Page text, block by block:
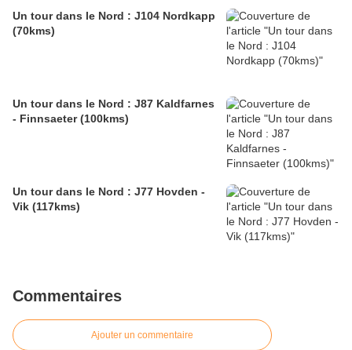
Un tour dans le Nord : J104 Nordkapp
(70kms)
Un tour dans le Nord : J87 Kaldfarnes
- Finnsaeter (100kms)
Un tour dans le Nord : J77 Hovden -
Vik (117kms)
Commentaires
Ajouter un commentaire